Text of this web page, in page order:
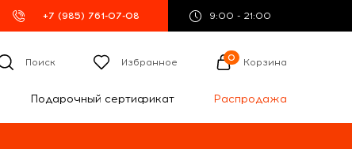
+7 (985) 761-07-08 9:00 - 21:00
Поиск Избранное 0 Корзина
Подарочный сертификат Распродажа